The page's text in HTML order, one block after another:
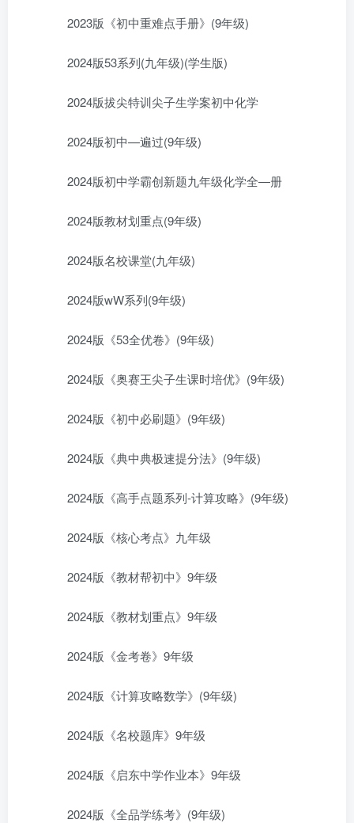
2023版《初中重难点手册》(9年级)
2024版53系列(九年级)(学生版)
2024版拔尖特训尖子生学案初中化学
2024版初中—遍过(9年级)
2024版初中学霸创新题九年级化学全—册
2024版教材划重点(9年级)
2024版名校课堂(九年级)
2024版wW系列(9年级)
2024版《53全优卷》(9年级)
2024版《奥赛王尖子生课时培优》(9年级)
2024版《初中必刷题》(9年级)
2024版《典中典极速提分法》(9年级)
2024版《高手点题系列-计算攻略》(9年级)
2024版《核心考点》九年级
2024版《教材帮初中》9年级
2024版《教材划重点》9年级
2024版《金考卷》9年级
2024版《计算攻略数学》(9年级)
2024版《名校题库》9年级
2024版《启东中学作业本》9年级
2024版《全品学练考》(9年级)